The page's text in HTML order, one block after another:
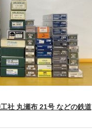
社 丸瀬布 21号 などの鉄道